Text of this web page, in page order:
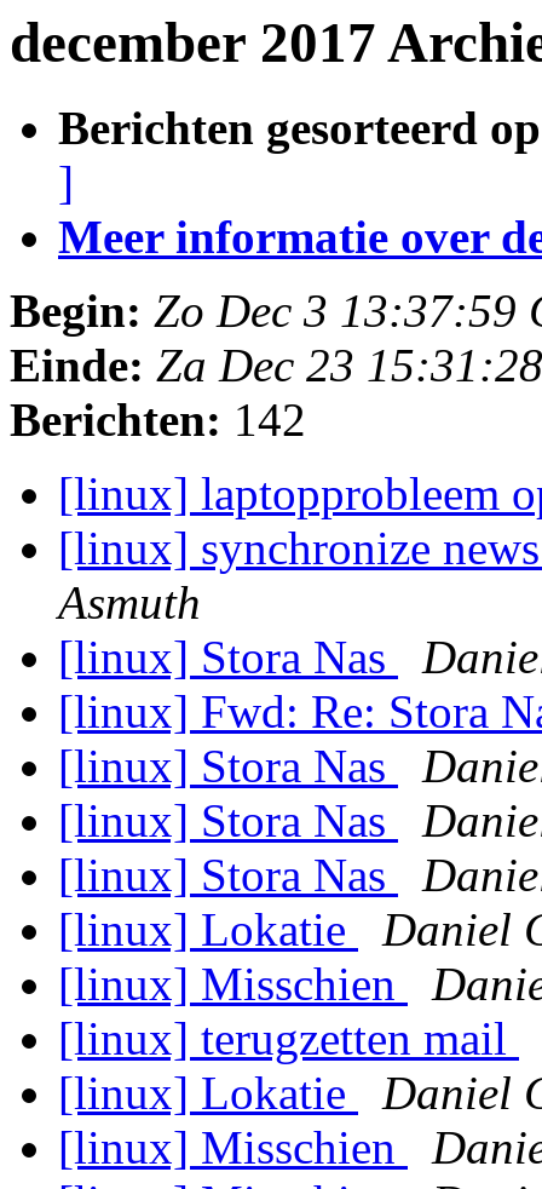
december 2017
Berichten gesorteerd
]
Meer informatie over
Begin: Zo Dec 3 13:37:59
Einde: Za Dec 23
Berichten: 142
[linux] laptopprobleem
[linux] synchronize
Asmuth
[linux] Stora Nas
[linux] Fwd: Re: Stora
[linux] Stora Nas
[linux] Stora Nas
[linux] Stora Nas
[linux] Lokatie
Daniel
[linux] Misschien
[linux] terugzetten mail
[linux] Lokatie
Daniel
[linux] Misschien